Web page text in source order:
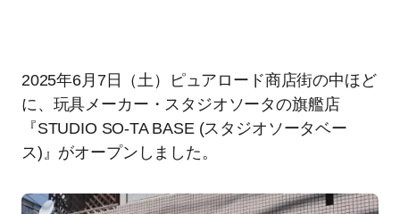
2025年6月7日（土）ピュアロード商店街の中ほど
に、玩具メーカー・スタジオソータの旗艦店
『STUDIO SO-TA BASE (スタジオソータベー
ス)』がオープンしました。